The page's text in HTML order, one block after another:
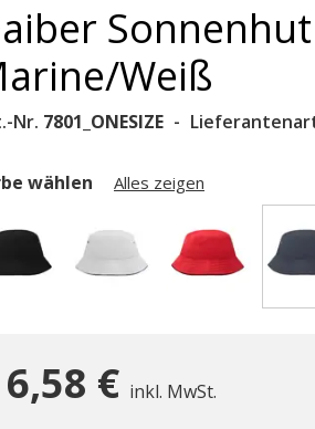
Weiß
Nr. 7801_ONESIZE
wählen Alles zeigen
6,58 € inkl. MwSt.